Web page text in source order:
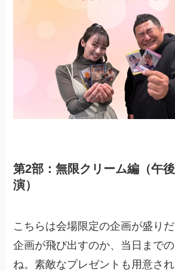
第2部：無限クリーム編（午
演）
こちらは会場限定の企画が盛り
企画が飛び出すのか、当日まで
ね。素敵なプレゼントも用意さ